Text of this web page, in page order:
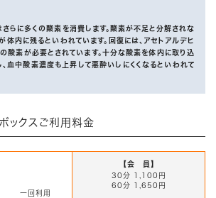
らに多くの酸素を消費します。酸素が不足と分解されな
体内に残るといわれています。回復には、アセトアルデヒ
酸素が必要とされています。十分な酸素を体内に取り込
血中酸素濃度も上昇して悪酔いしにくくなるといわれて
ックスご利用料金
一回利用
【会 員】
30分 1,100円
60分 1,650円